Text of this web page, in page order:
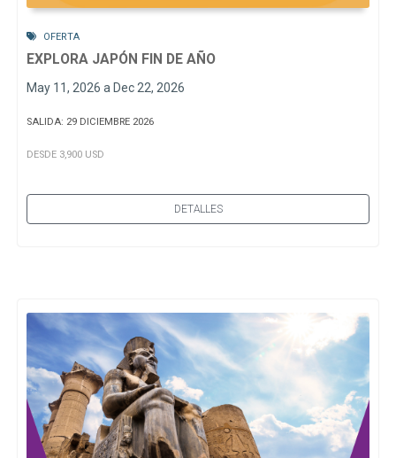
OFERTA
EXPLORA JAPÓN FIN DE AÑO
May 11, 2026 a Dec 22, 2026
SALIDA: 29 DICIEMBRE 2026
DESDE 3,900 USD
DETALLES